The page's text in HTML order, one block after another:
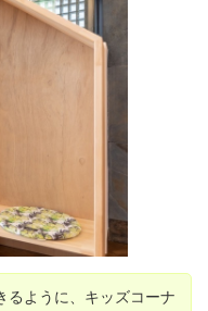
るように、キッズコーナ